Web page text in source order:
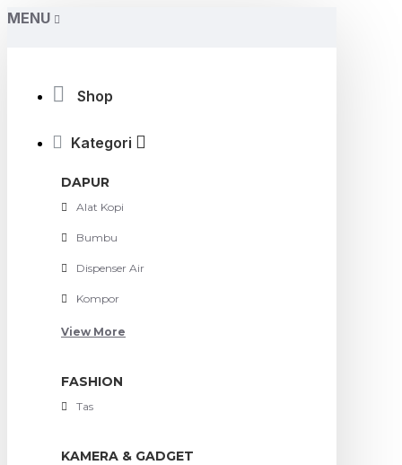
MENU
Shop
Kategori
DAPUR
Alat Kopi
Bumbu
Dispenser Air
Kompor
View More
FASHION
Tas
KAMERA & GADGET